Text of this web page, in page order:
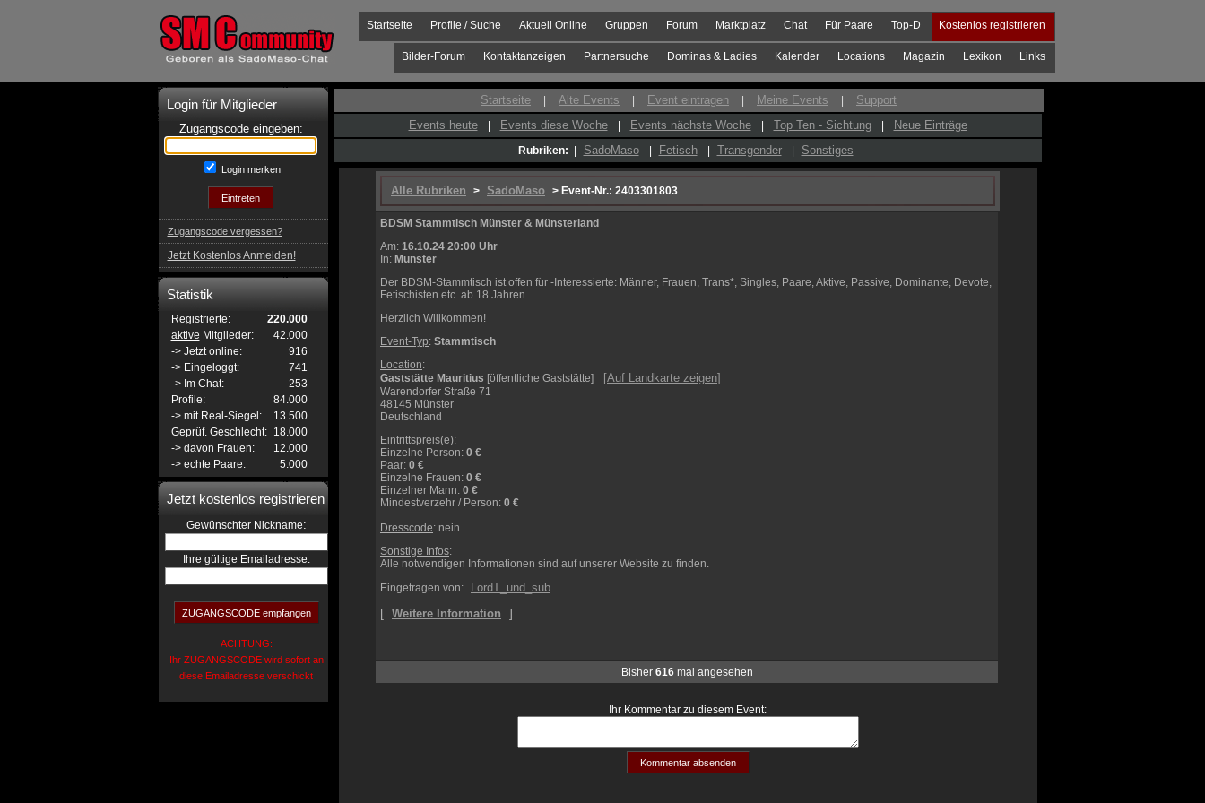
Kostenlos registrieren
Top-D
Für Paare
Chat
Marktplatz
Forum
Gruppen
Aktuell Online
Profile / Suche
Startseite
Links
Lexikon
Magazin
Locations
Kalender
Dominas & Ladies
Partnersuche
Kontaktanzeigen
Bilder-Forum
Login für Mitglieder
Zugangscode eingeben:
Login merken
Zugangscode vergessen?
Jetzt Kostenlos Anmelden!
Statistik
Registrierte:
220.000
aktive Mitglieder:
42.000
-> Jetzt online:
916
-> Eingeloggt:
741
-> Im Chat:
253
Profile:
84.000
-> mit Real-Siegel:
13.500
Geprüf. Geschlecht:
18.000
-> davon Frauen:
12.000
-> echte Paare:
5.000
Jetzt kostenlos registrieren
Gewünschter Nickname:
Ihre gültige Emailadresse:
ACHTUNG:
Ihr ZUGANGSCODE wird sofort an
diese Emailadresse verschickt
Startseite Alte Events Event eintragen Meine Events
Support
Events heute
Events diese Woche Events nächste Woche Top Ten - Sichtung Neue Einträge
Rubriken: SadoMaso Fetisch Transgender Sonstiges
Alle Rubriken > SadoMaso > Event-Nr.: 2403301803
BDSM Stammtisch Münster & Münsterland
Am: 16.10.24 20:00 Uhr
In: Münster
Der BDSM-Stammtisch ist offen für -Interessierte: Männer, Frauen, Trans*, Singles, Paare, Aktive, Passive, Dominante, Devote,
Fetischisten etc. ab 18 Jahren.
Herzlich Willkommen!
Event-Typ: Stammtisch
Location:
Gaststätte Mauritius [öffentliche Gaststätte] [Auf Landkarte zeigen]
Warendorfer Straße 71
48145 Münster
Deutschland
Eintrittspreis(e):
Einzelne Person: 0 €
Paar: 0 €
Einzelne Frauen: 0 €
Einzelner Mann: 0 €
Mindestverzehr / Person: 0 €
Dresscode: nein
Sonstige Infos:
Alle notwendigen Informationen sind auf unserer Website zu finden.
Eingetragen von:
LordT_und_sub
[ Weitere Information ]
Bisher 616mal angesehen
Ihr Kommentar zu diesem Event: